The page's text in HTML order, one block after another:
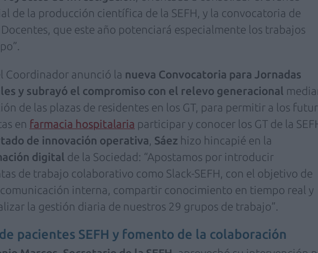
de la producción científica de la SEFH, y la convocatoria de
que este año potenciará especialmente los trabajos
Coordinador anunció la nueva Convocatoria para Jornadas
y subrayó el compromiso con el relevo generacional
de las plazas de residentes en los GT, para permitir a los
en farmacia hospitalaria participar y conocer los GT de la
de innovación operativa, Sáez hizo hincapié en la
digital de la Sociedad: “Apostamos por introducir
de trabajo colaborativo como Slack-SEFH, con el objetivo de
interna, compartir conocimiento en tiempo real y
la gestión diaria de nuestros 29 grupos de trabajo”.
pacientes SEFH y fomento de la colaboración